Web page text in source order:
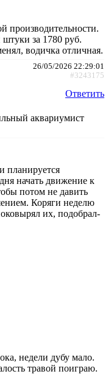
производительности.
за 1780 руб.
водичка отличная.
26/05/2026 22:29:01
#3243175
Ответить
аквариумист
планируется
начать движение к
потом не давить
Коряги неделю
их, подобрал-
недели дубу мало.
травой поиграю.